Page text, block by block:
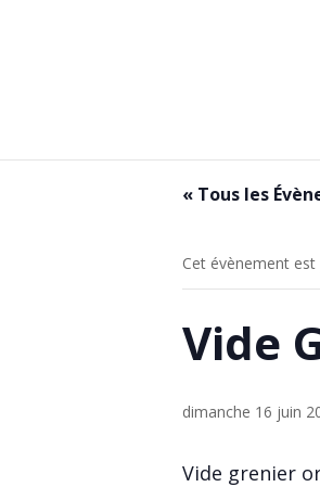
« Tous les
Cet évènement est
Vide
dimanche 16 juin
Vide grenier